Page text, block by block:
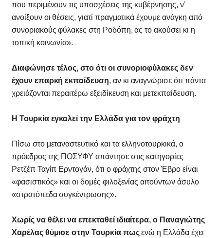
που περιμένουν τις υποσχέσεις της κυβέρνησης, ν’
ανοίξουν οι θέσεις, γιατί πραγματικά έχουμε ανάγκη από
συνοριακούς φύλακες στη Ροδόπη, ας το ακούσει κι η
τοπική κοινωνία».
Διαφώνησε τέλος, στο ότι οι συνοριοφύλακες δεν
έχουν επαρκή εκπαίδευση, αν κι αναγνώρισε ότι πάντα
χρειάζονται περαιτέρω εξειδίκευση και μετεκπαίδευση.
Η Τουρκία εγκαλεί την Ελλάδα για τον φράχτη
Πίσω στο μεταναστευτικό και τα ελληνοτουρκικά, ο
πρόεδρος της ΠΟΣΥΦΥ απάντησε στις κατηγορίες
Ρετζέπ Ταγίπ Ερντογάν, ότι ο φράχτης στον Έβρο είναι
«φασιστικός» και οι δομές φιλοξενίας αιτούντων άσυλο
«στρατόπεδα συγκέντρωσης».
Χωρίς να θέλει να επεκταθεί ιδιαίτερα, ο Παναγιώτης
Χαρέλας θύμισε στην Τουρκία πωςενώ η Ελλάδα έχει